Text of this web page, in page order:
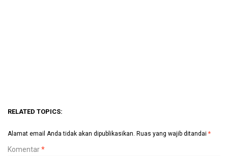
RELATED TOPICS:
Alamat email Anda tidak akan dipublikasikan. Ruas yang wajib ditandai *
Komentar*